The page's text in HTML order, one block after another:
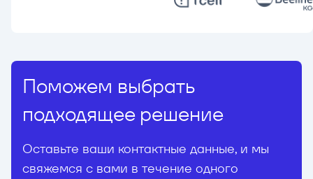
Поможем выбрать
подходящее решение
Оставьте ваши контактные данные, и мы
свяжемся с вами в течение одного